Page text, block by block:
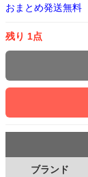
おまとめ発送無料
残り 1点
ブランド